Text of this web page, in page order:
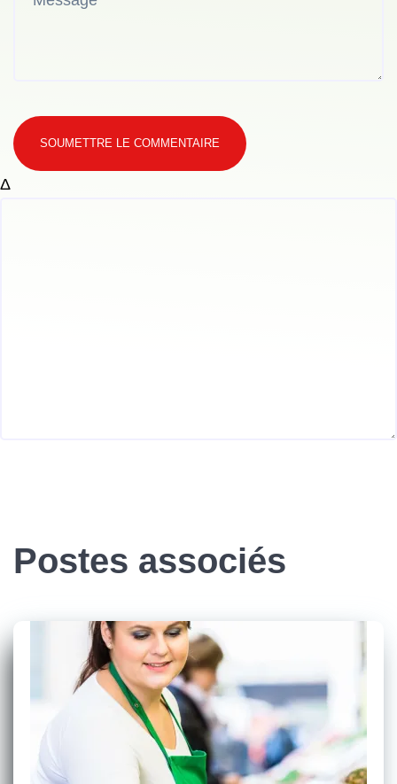
SOUMETTRE LE COMMENTAIRE
Δ
Postes associés